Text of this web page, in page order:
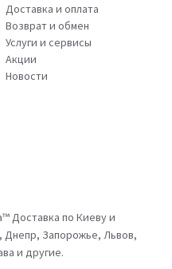
Доставка и оплата
Возврат и обмен
Услуги и сервисы
Акции
Новости
Доставка по Киеву и
Днепр, Запорожье, Львов,
и другие.